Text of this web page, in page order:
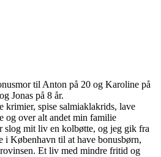
til Anton på 20 og Karoline på
Jonas på 8 år.
krimier, spise salmiaklakrids, lave
og over alt andet min familie
slog mit liv en kolbøtte, og jeg gik fra
i København til at have bonusbørn,
Et liv med mindre fritid og